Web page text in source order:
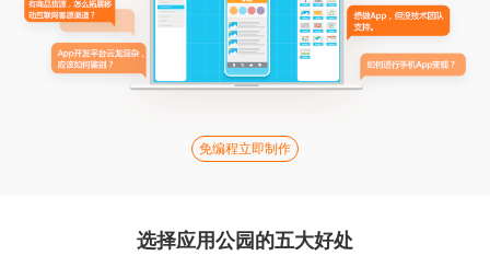
免编程立即制作
选择应用公园的五大好处